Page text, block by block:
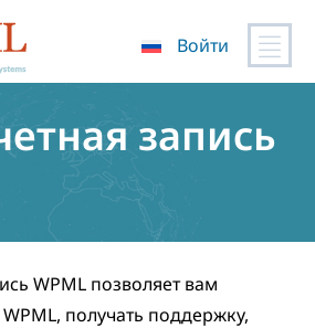
Войти
запись
WPML позволяет вам
получать поддержку,